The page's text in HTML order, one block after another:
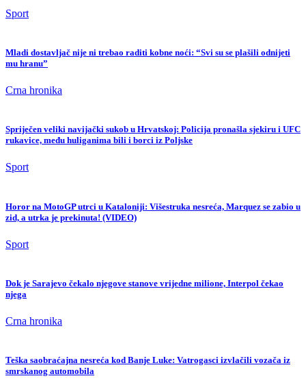
Sport
Mladi dostavljač nije ni trebao raditi kobne noći: “Svi su se plašili odnijeti
mu hranu”
Crna hronika
Spriječen veliki navijački sukob u Hrvatskoj: Policija pronašla sjekiru i UFC
rukavice, među huliganima bili i borci iz Poljske
Sport
Horor na MotoGP utrci u Kataloniji: Višestruka nesreća, Marquez se zabio u
zid, a utrka je prekinuta! (VIDEO)
Sport
Dok je Sarajevo čekalo njegove stanove vrijedne milione, Interpol čekao
njega
Crna hronika
Teška saobraćajna nesreća kod Banje Luke: Vatrogasci izvlačili vozača iz
smrskanog automobila